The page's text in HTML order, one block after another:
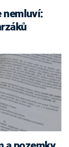
nemluví: